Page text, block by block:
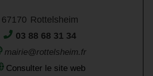
67170 Rottelsheim
03 88 68 31 34
mairie@rottelsheim.fr
Consulter le site web